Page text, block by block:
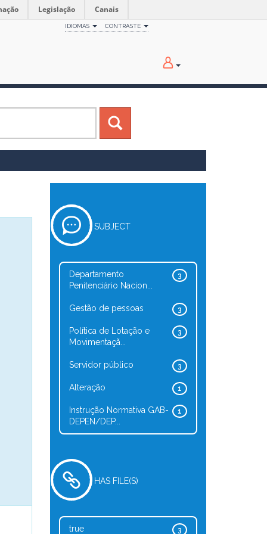
Legislação Canais
IDIOMAS CONTRASTE
SUBJECT
3
Departamento
Penitenciário Nacion...
3
Gestão de pessoas
3
Política de Lotação e
Movimentaçã...
3
Servidor público
1
Alteração
1
Instrução Normativa GAB-
DEPEN/DEP...
HAS FILE(S)
3
true